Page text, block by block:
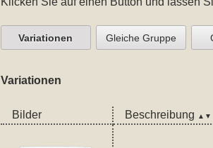
Variationen Gleiche Gruppe
Variationen
Bilder Beschreibung ▲▼